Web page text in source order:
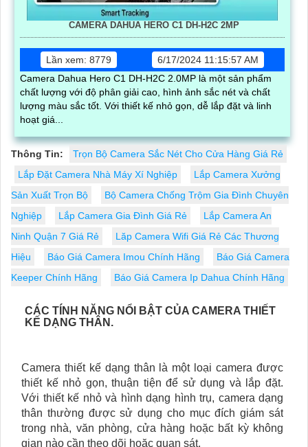
CAMERA DAHUA HERO C1 DH-H2C 2MP
Lần xem: 8779
6/17/2024 11:15:57 AM
Camera Dahua Hero C1 DH-H2C 2.0MP là một sản phẩm
chất lượng với độ phân giải cao, hình ảnh sắc nét và chất
lượng màu sắc tốt. Với thiết kế nhỏ gọn, dễ lắp đặt và linh
hoạt giá...
Thông Tin:
Trọn Bộ Camera Sắc Nét Cho Cửa Hàng Giá Rẻ
Lắp Đặt Camera Nhà Máy Xí Nghiệp
Lắp Camera Xưởng
Sản Xuất Trọn Bộ
Bộ Camera Chống Trộm Gia Đình Chuyên
Nghiệp
Lắp Camera Gia Đình Giá Rẻ
Lắp Camera An
Ninh Quận 7 Giá Rẻ
Lăp Camera Wifi Giá Rẻ Các Thương
Hiệu
Báo Giá Camera Imou Chính Hãng
Báo Giá Camera
Keeper Chính Hãng
Báo Giá Camera Ip Dahua Chính Hãng
CÁC TÍNH NĂNG NỔI BẬT CỦA CAMERA THIẾT
KẾ DẠNG THÂN.
Camera thiết kế dạng thân là một loại camera được
thiết kế nhỏ gọn, thuận tiện để sử dụng và lắp đặt.
Với thiết kế nhỏ và hình dạng hình trụ, camera dạng
thân thường được sử dụng cho mục đích giám sát
trong nhà, văn phòng, cửa hàng hoặc bất kỳ không
gian nào cần theo dõi hoặc quan sát.